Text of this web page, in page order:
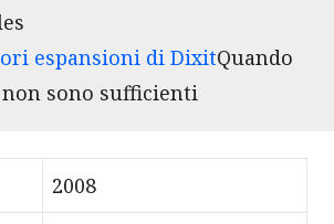
espansioni di DixitQuando
non sono sufficienti
2008